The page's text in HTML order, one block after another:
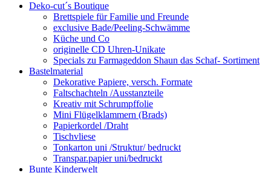
Deko-cut´s Boutique
Brettspiele für Familie und Freunde
exclusive Bade/Peeling-Schwämme
Küche und Co
originelle CD Uhren-Unikate
Specials zu Farmageddon Shaun das Schaf- Sortiment
Bastelmaterial
Dekorative Papiere, versch. Formate
Faltschachteln /Ausstanzteile
Kreativ mit Schrumpffolie
Mini Flügelklammern (Brads)
Papierkordel /Draht
Tischvliese
Tonkarton uni /Struktur/ bedruckt
Transpar.papier uni/bedruckt
Bunte Kinderwelt